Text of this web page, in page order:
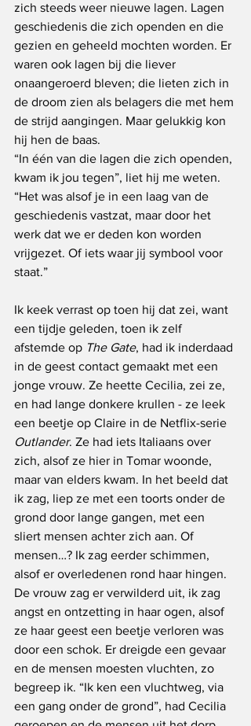
zich steeds weer nieuwe lagen. Lagen
geschiedenis die zich openden en die
gezien en geheeld mochten worden. Er
waren ook lagen bij die liever
onaangeroerd bleven; die lieten zich in
de droom zien als belagers die met hem
de strijd aangingen. Maar gelukkig kon
hij hen de baas.
“In één van die lagen die zich openden,
kwam ik jou tegen”, liet hij me weten.
“Het was alsof je in een laag van de
geschiedenis vastzat, maar door het
werk dat we er deden kon worden
vrijgezet. Of iets waar jij symbool voor
staat.”
Ik keek verrast op toen hij dat zei, want
een tijdje geleden, toen ik zelf
afstemde op The Gate, had ik inderdaad
in de geest contact gemaakt met een
jonge vrouw. Ze heette Cecilia, zei ze,
en had lange donkere krullen - ze leek
een beetje op Claire in de Netflix-serie
Outlander. Ze had iets Italiaans over
zich, alsof ze hier in Tomar woonde,
maar van elders kwam. In het beeld dat
ik zag, liep ze met een toorts onder de
grond door lange gangen, met een
sliert mensen achter zich aan. Of
mensen…? Ik zag eerder schimmen,
alsof er overledenen rond haar hingen.
De vrouw zag er verwilderd uit, ik zag
angst en ontzetting in haar ogen, alsof
ze haar geest een beetje verloren was
door een schok. Er dreigde een gevaar
en de mensen moesten vluchten, zo
begreep ik. “Ik ken een vluchtweg, via
een gang onder de grond”, had Cecilia